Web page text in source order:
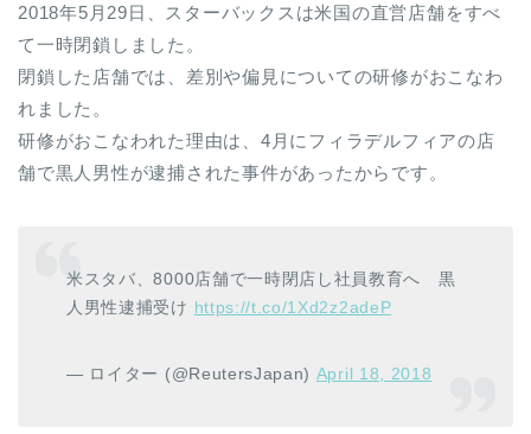
2018年5月29日、スターバックスは米国の直営店舗をすべ
て一時閉鎖しました。
閉鎖した店舗では、差別や偏見についての研修がおこなわ
れました。
研修がおこなわれた理由は、4月にフィラデルフィアの店
舗で黒人男性が逮捕された事件があったからです。
米スタバ、8000店舗で一時閉店し社員教育へ 黒
人男性逮捕受け https://t.co/1Xd2z2adeP
— ロイター (@ReutersJapan) April 18, 2018